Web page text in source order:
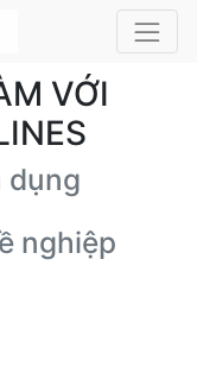
VỚI
dụng
nghiệp